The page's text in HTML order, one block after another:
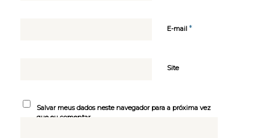
E-mail *
Site
Salvar meus dados neste navegador para a próxima vez
que eu comentar.